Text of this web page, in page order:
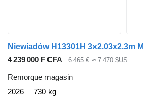
4 239 000 F CFA 6 465 € ≈ 7 470 $US
Remorque magasin
2026
730 kg